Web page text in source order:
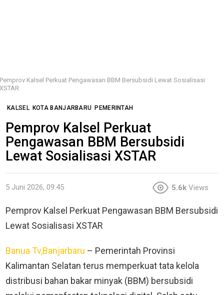
Pemprov Kalsel Perkuat Pengawasan BBM Bersubsidi Lewat Sosialisasi
XSTAR
KALSEL KOTA BANJARBARU PEMERINTAH
Pemprov Kalsel Perkuat
Pengawasan BBM Bersubsidi
Lewat Sosialisasi XSTAR
5 Juni 2026, 09:45 5.6k Views
Pemprov Kalsel Perkuat Pengawasan BBM Bersubsidi
Lewat Sosialisasi XSTAR
Banua Tv,Banjarbaru – Pemerintah Provinsi
Kalimantan Selatan terus memperkuat tata kelola
distribusi bahan bakar minyak (BBM) bersubsidi